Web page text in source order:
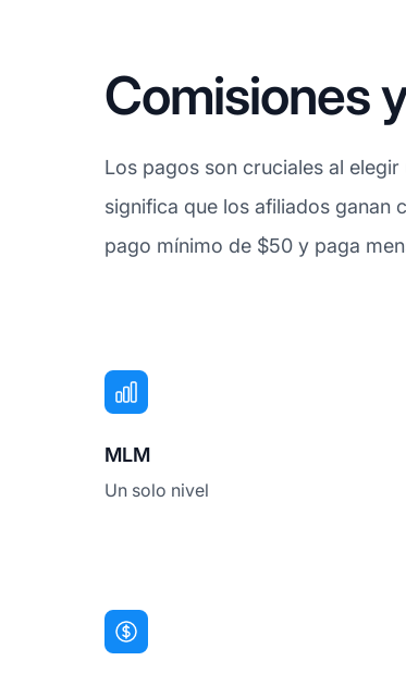
Comisiones
Los pagos son cruciales al
significa que los afiliados ganan
pago mínimo de $50 y paga
MLM
Un solo nivel